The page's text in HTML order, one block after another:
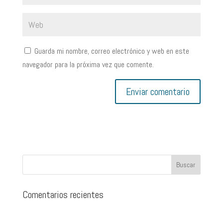
Guarda mi nombre, correo electrónico y web en este
navegador para la próxima vez que comente.
Comentarios recientes